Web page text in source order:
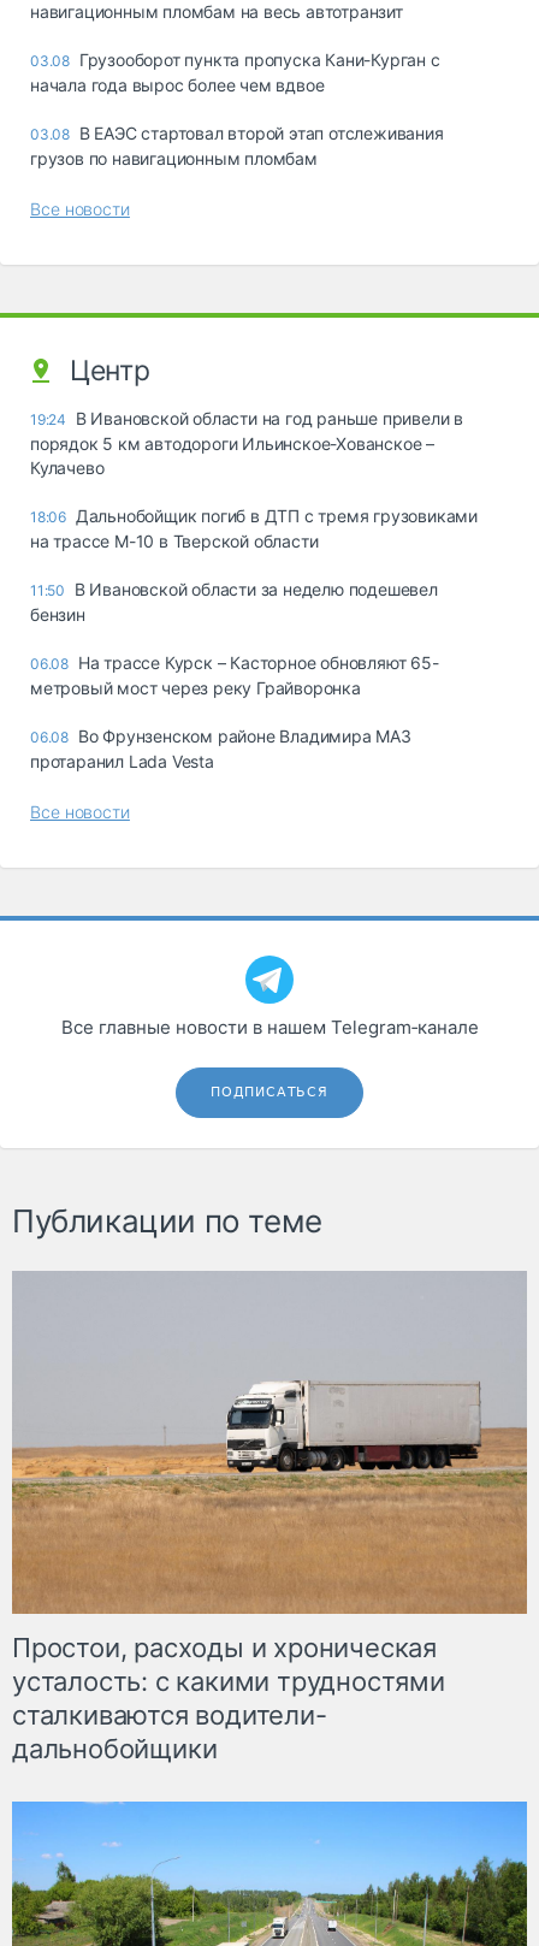
навигационным пломбам на весь автотранзит
03.08 Грузооборот пункта пропуска Кани-Курган с
начала года вырос более чем вдвое
03.08 В ЕАЭС стартовал второй этап отслеживания
грузов по навигационным пломбам
Все новости
Центр
19:24
В Ивановской области на год раньше привели в
порядок 5 км автодороги Ильинское-Хованское –
Кулачево
18:06 Дальнобойщик погиб в ДТП с тремя грузовиками
на трассе М-10 в Тверской области
11:50
В Ивановской области за неделю подешевел
бензин
06.08 На трассе Курск – Касторное обновляют 65-
метровый мост через реку Грайворонка
06.08 Во Фрунзенском районе Владимира МАЗ
протаранил Lada Vesta
Все новости
Все главные новости в нашем Telegram‑канале
ПОДПИСАТЬСЯ
Публикации по теме
Простои, расходы и хроническая
усталость: с какими трудностями
сталкиваются водители-
дальнобойщики